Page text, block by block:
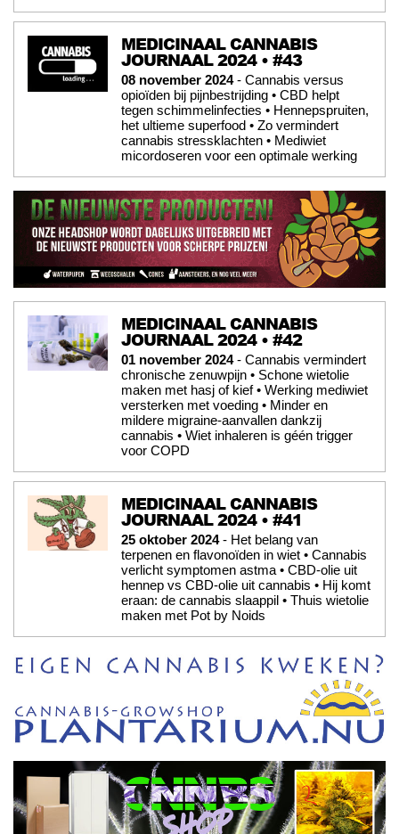
MEDICINAAL CANNABIS
JOURNAAL 2024 • #43
08 november 2024- Cannabis versus
opioïden bij pijnbestrijding • CBD helpt
tegen schimmelinfecties • Hennepspruiten,
het ultieme superfood • Zo vermindert
cannabis stressklachten • Mediwiet
micordoseren voor een optimale werking
MEDICINAAL CANNABIS
JOURNAAL 2024 • #42
01 november 2024- Cannabis vermindert
chronische zenuwpijn • Schone wietolie
maken met hasj of kief • Werking mediwiet
versterken met voeding • Minder en
mildere migraine-aanvallen dankzij
cannabis • Wiet inhaleren is géén trigger
voor COPD
MEDICINAAL CANNABIS
JOURNAAL 2024 • #41
25 oktober 2024- Het belang van
terpenen en flavonoïden in wiet • Cannabis
verlicht symptomen astma • CBD-olie uit
hennep vs CBD-olie uit cannabis • Hij komt
eraan: de cannabis slaappil • Thuis wietolie
maken met Pot by Noids